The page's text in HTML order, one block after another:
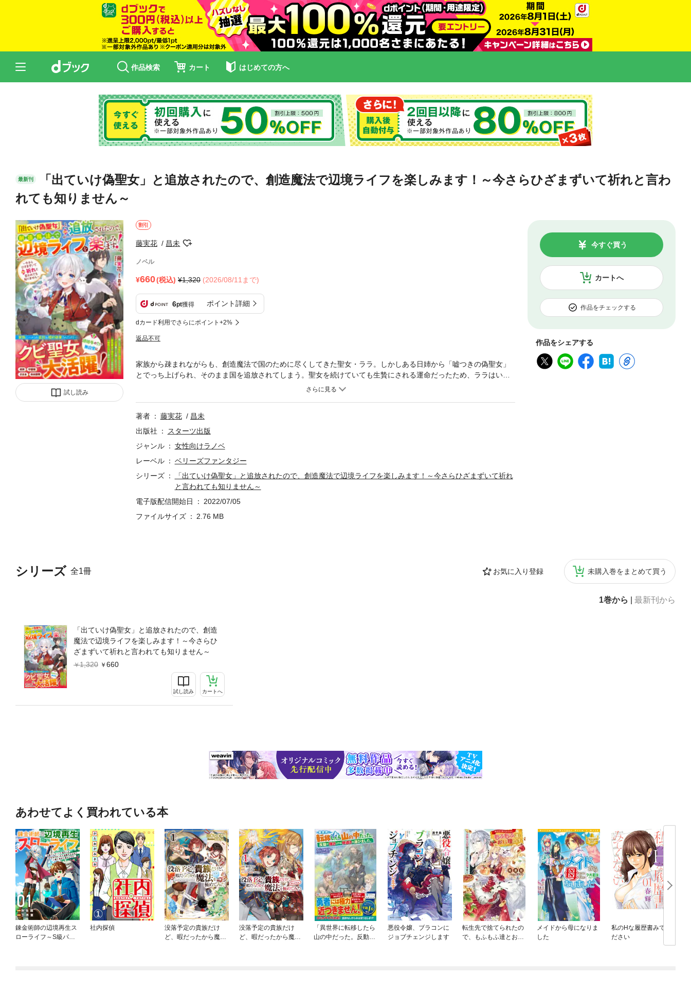
作品検索 カート はじめての方へ
最新刊
「出ていけ偽聖女」と追放されたので、創造魔法で辺境ライフを楽しみます！～今さらひざまずいて祈れと言わ
れても知りません～
試し読み
割引
藤実花 昌未
ノベル
660(税込) 1,320 (2026/08/11まで)
6pt獲得 ポイント詳細
dカード利用でさらにポイント+2%
返品不可
カートへ
今すぐ買う
作品をチェックする
作品をシェアする
シリーズ 全1冊 お気に入り登録 未購入巻をまとめて買う
1巻から 最新刊から
「出ていけ偽聖女」と追放されたので、創造
魔法で辺境ライフを楽しみます！～今さらひ
ざまずいて祈れと言われても知りません～
1,320
660
試し読み カートへ
家族から疎まれながらも、創造魔法で国のために尽くしてきた聖女・ララ。しかしある日姉から「嘘つきの偽聖女」
とでっち上げられ、そのまま国を追放されてしまう。聖女を続けていても生贄にされる運命だったため、ララはいた
って前向き。守護獣や山賊のリーダー・ディオと辺境暮らしを楽しみ、創造魔法で次々と困っている人の生活を豊か
著者
藤実花
昌未
出版社
スターツ出版
ジャンル
女性向けラノベ
レーベル
ベリーズファンタジー
シリーズ
「出ていけ偽聖女」と追放されたので、創造魔法で辺境ライフを楽しみます！～今さらひざまずいて祈れ
と言われても知りません～
電子版配信開始日
2022/07/05
ファイルサイズ
2.76 MB
あわせてよく買われている本
錬金術師の辺境再生ス
ローライフ～S級パー
社内探偵
没落予定の貴族だけ
ど、暇だったから魔法
没落予定の貴族だけ
ど、暇だったから魔法
「異世界に転移したら
山の中だった。反動で
悪役令嬢、ブラコンに
ジョブチェンジします
転生先で捨てられたの
で、もふもふ達とお料
メイドから母になりま
した
私のHな履歴書みてく
ださい